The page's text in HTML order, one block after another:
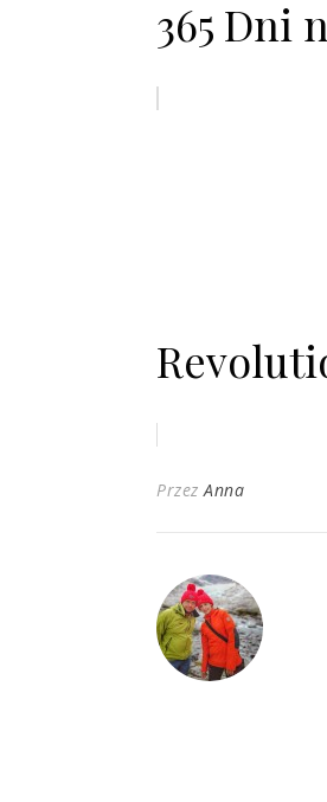
365 Dni
PrzezAnna